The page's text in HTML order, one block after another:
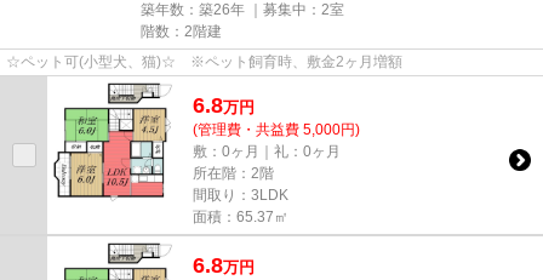
築年数：築26年 ｜募集中： 2室
階数：2階建
☆ペット可(小型犬、猫)☆ ※ペット飼育時、敷金2ヶ月増額
6.8万円
(管理費・共益費 5,000円)
敷：0ヶ月｜礼：0ヶ月
所在階：2階
間取り：3LDK
面積：65.37㎡
6.8万円